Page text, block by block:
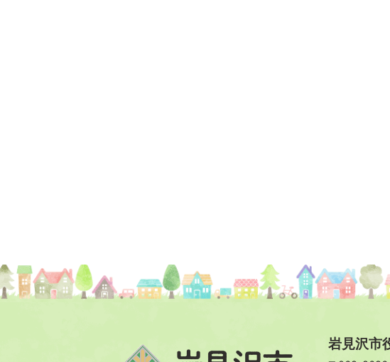
岩見沢市